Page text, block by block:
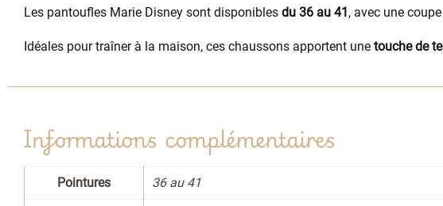
Les pantoufles Marie Disney sont disponibles du 36 au 41, avec une
Idéales pour traîner à la maison, ces chaussons apportent une touche de
Informations complémentaires
Pointures 36 au 41